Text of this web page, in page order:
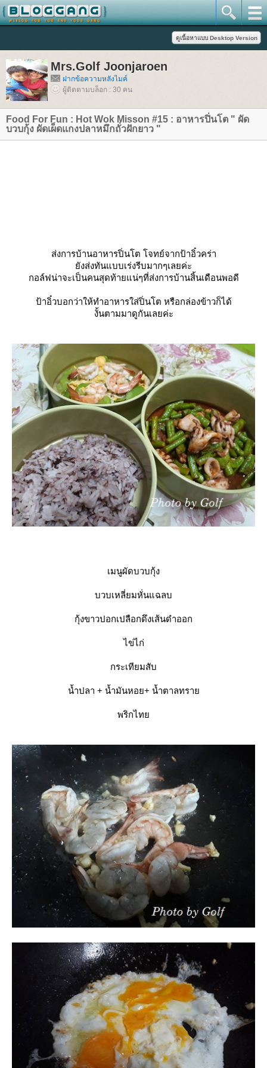
Mrs.Golf Joonjaroen
ฝากข้อความหลังไมค์
ผู้ติดตามบล็อก : 30 คน
Food For Fun : Hot Wok Misson #15 : อาหารปิ่นโต " ผัด
บวบกุ้ง ผัดเผ็ดแกงปลาหมึกถั่วฝักยาว "
ส่งการบ้านอาหารปิ่นโต โจทย์จากป้าอิ๋วคร่า
ังส่งทันแบบเร่งรีบมากๆเลยค่ะ
กอล์ฟน่าจะเป็นคนสุดท้ายแน่ๆที่ส่งการบ้านสิ้นเดือนพอดี
ป้าอิ๋วบอกว่าให้ทำอาหารใส่ปิ่นโต หรือกล่องข้าวก็ได้
งั้นตามมาดูกันเลยค่ะ
เมนูผัดบวบกุ้ง
บวบเหลี่ยมหั่นแฉลบ
กุ้งขาวปอกเปลือกดึงเส้นดำออก
ไข่ไก่
กระเทียมสับ
น้ำปลา + น้ำมันหอย+ น้ำตาลทรา
พริกไท